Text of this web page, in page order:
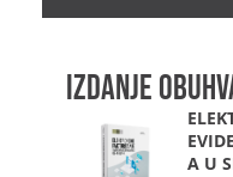
IZDANJE
A U